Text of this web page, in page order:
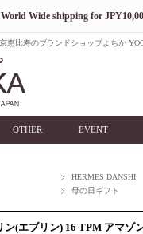
Wide shipping for
恵比寿のブランドショップよちか
OTHER EVENT
HERMES DANSHI
母の日ギフト
(エブリン) 16 TPM アマゾ